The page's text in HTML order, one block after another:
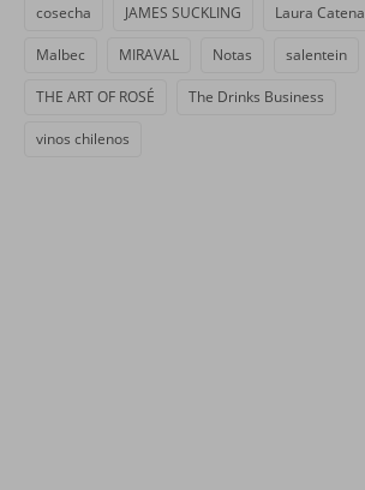
cosecha JAMES SUCKLING Laura Catena
Malbec MIRAVAL Notas salentein
THE ART OF ROSÉ The Drinks Business
vinos chilenos